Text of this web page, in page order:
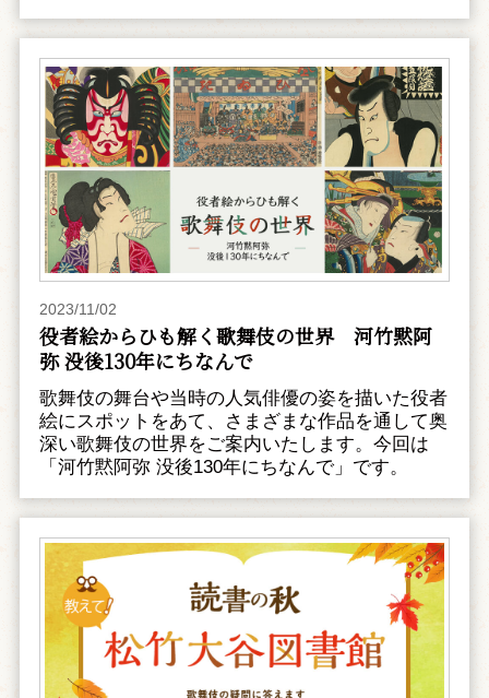
2023/11/02
役者絵からひも解く歌舞伎の世界 河竹黙阿
弥 没後130年にちなんで
歌舞伎の舞台や当時の人気俳優の姿を描いた役者
絵にスポットをあて、さまざまな作品を通して奥
深い歌舞伎の世界をご案内いたします。今回は
「河竹黙阿弥 没後130年にちなんで」です。